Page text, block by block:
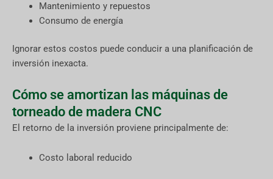
Mantenimiento y repuestos
Consumo de energía
Ignorar estos costos puede conducir a una planificación de
inversión inexacta.
Cómo se amortizan las máquinas de
torneado de madera CNC
El retorno de la inversión proviene principalmente de:
Costo laboral reducido